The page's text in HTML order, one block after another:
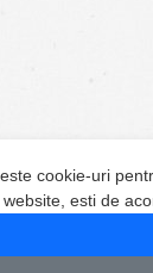
cookie-uri
esti de